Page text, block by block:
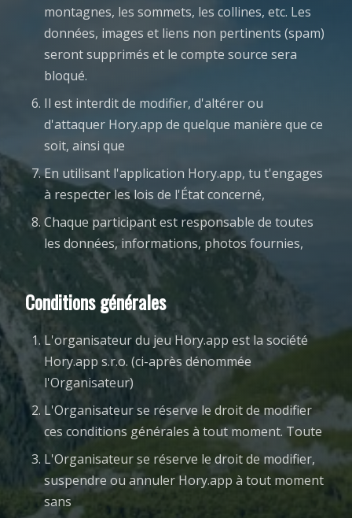
montagnes, les sommets, les collines, etc. Les
données, images et liens non pertinents (spam)
seront supprimés et le compte source sera
bloqué.
Il est interdit de modifier, d'altérer ou
d'attaquer Hory.app de quelque manière que ce
soit, ainsi que
En utilisant l'application Hory.app, tu t'engages
à respecter les lois de l'État concerné,
Chaque participant est responsable de toutes
les données, informations, photos fournies,
Conditions générales
L'organisateur du jeu Hory.app est la société
Hory.app s.r.o. (ci-après dénommée
l'Organisateur)
L'Organisateur se réserve le droit de modifier
ces conditions générales à tout moment. Toute
L'Organisateur se réserve le droit de modifier,
suspendre ou annuler Hory.app à tout moment
sans